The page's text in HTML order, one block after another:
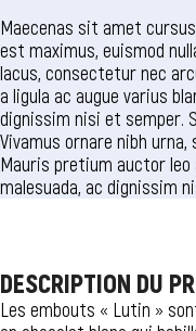
Maecenas sit amet
est maximus, euismod
lacus, consectetur nec
a ligula ac augue varius
dignissim nisi et semper.
Vivamus ornare nibh
Mauris pretium auctor
malesuada, ac dignissim
DESCRIPTION DU
Les embouts « Lutin »